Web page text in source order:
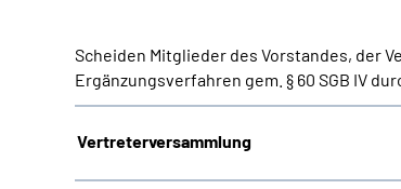
Scheiden Mitglieder des Vorstandes, der
Ergänzungsverfahren gem. § 60 SGB IV
Vertreterversammlung